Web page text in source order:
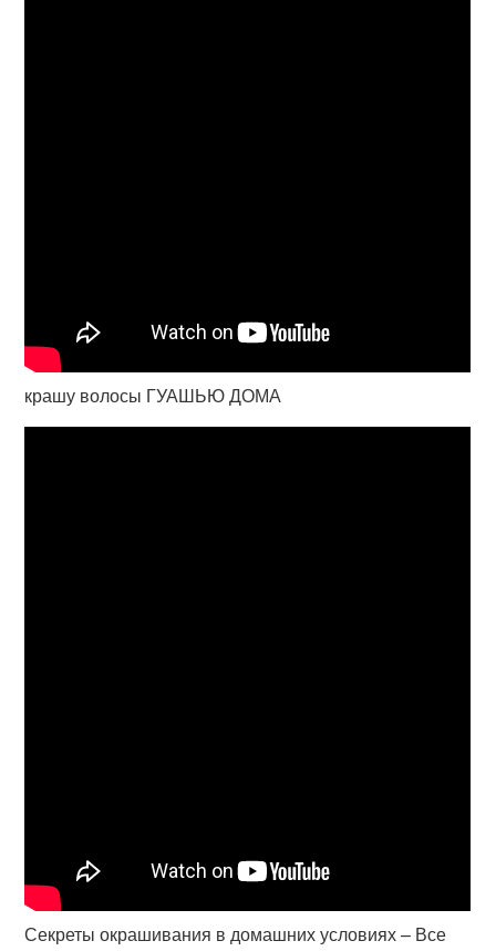
крашу волосы ГУАШЬЮ ДОМА
Секреты окрашивания в домашних условиях – Все